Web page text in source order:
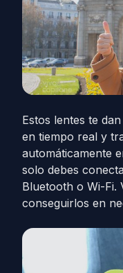
Estos lentes te
en tiempo real y
automáticamente
solo debes
Bluetooth o Wi-Fi.
conseguirlos en